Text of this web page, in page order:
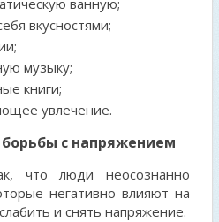
ванную;
вкусностями;
музыку;
книги;
увлечение.
с напряжением
что люди неосознанно
негативно влияют на
и снять напряжение.